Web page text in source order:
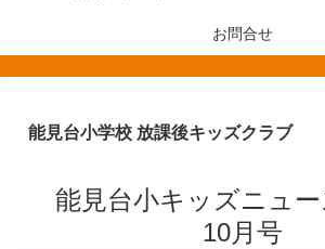
お問合せ
能見台小学校 放課後キッズクラブ
能見台小キッズニュ
10月号